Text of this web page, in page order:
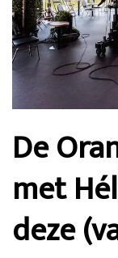
De
met
deze